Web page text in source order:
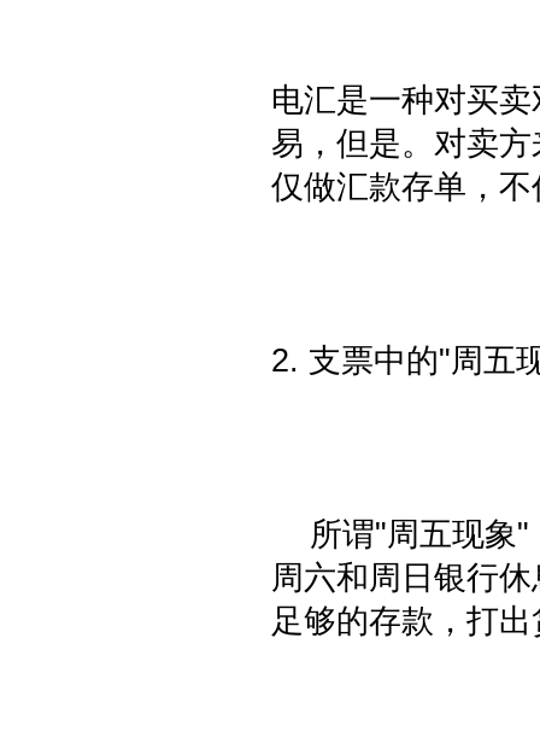
电汇是一种对买
易，但是。对卖
仅做汇款存单，
2. 支票中的"周五
所谓"周五现象"
周六和周日银行
足够的存款，打